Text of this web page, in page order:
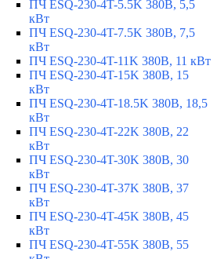
ПЧ ESQ-230-4T-5.5K 380В, 5,5
кВт
ПЧ ESQ-230-4T-7.5K 380В, 7,5
кВт
ПЧ ESQ-230-4T-11K 380В, 11 кВт
ПЧ ESQ-230-4T-15K 380В, 15
кВт
ПЧ ESQ-230-4T-18.5K 380В, 18,5
кВт
ПЧ ESQ-230-4T-22K 380В, 22
кВт
ПЧ ESQ-230-4T-30K 380В, 30
кВт
ПЧ ESQ-230-4T-37K 380В, 37
кВт
ПЧ ESQ-230-4T-45K 380В, 45
кВт
ПЧ ESQ-230-4T-55K 380В, 55